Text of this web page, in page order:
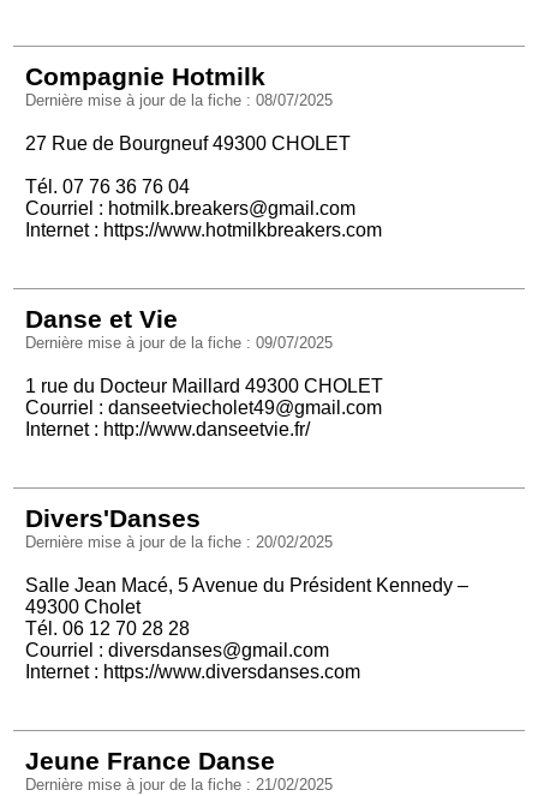
Compagnie Hotmilk
Dernière mise à jour de la fiche : 08/07/2025
27 Rue de Bourgneuf 49300 CHOLET
Tél. 07 76 36 76 04
Courriel : hotmilk.breakers@gmail.com
Internet : https://www.hotmilkbreakers.com
Danse et Vie
Dernière mise à jour de la fiche : 09/07/2025
1 rue du Docteur Maillard 49300 CHOLET
Courriel :danseetviecholet49@gmail.com
Internet : http://www.danseetvie.fr/
Divers'Danses
Dernière mise à jour de la fiche : 20/02/2025
Salle Jean Macé, 5 Avenue du Président Kennedy –
49300 Cholet
Tél. 06 12 70 28 28
Courriel :diversdanses@gmail.com
Internet : https://www.diversdanses.com
Jeune France Danse
Dernière mise à jour de la fiche : 21/02/2025